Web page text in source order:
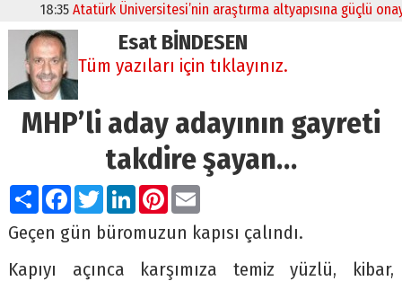
Atatürk Üniversitesi’nin araştırma altyapısına güçlü onay
Esat BİNDESEN
Tüm yazıları için tıklayınız.
MHP’li aday adayının gayreti
takdire şayan…
PaylaşFacebook
TwitterLinkedIn
Pinterest
Email
Geçen gün büromuzun kapısı çalındı.
Kapıyı açınca karşımıza temiz yüzlü, kibar,